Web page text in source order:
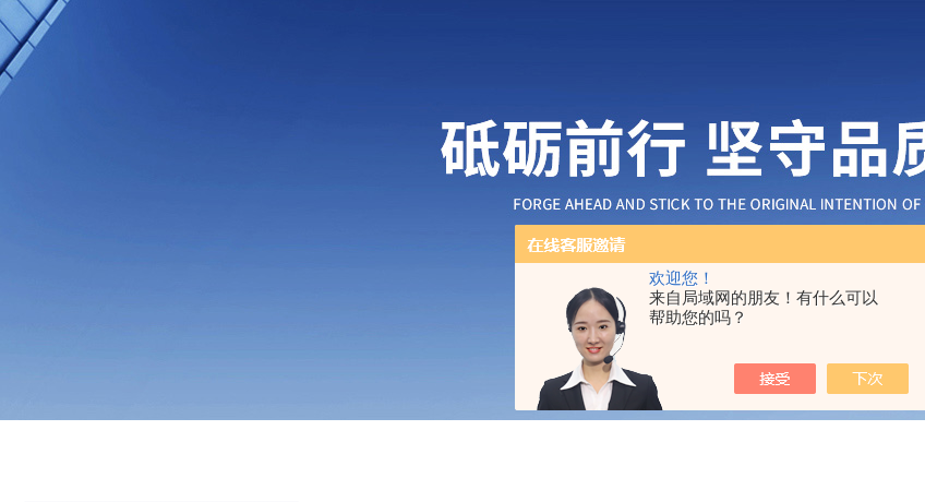
欢迎您！
来自局域网的朋友！有什么可以
帮助您的吗？